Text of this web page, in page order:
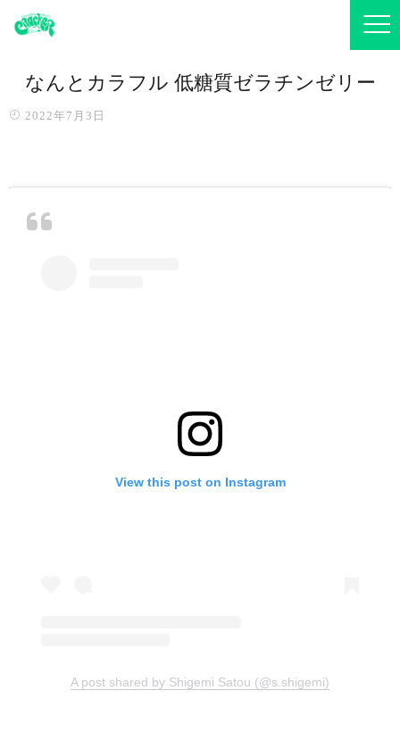
なんとカラフル️ 低糖質ゼラチンゼリー
2022年7月3日
View this post on Instagram
A post shared by Shigemi Satou (@s.shigemi)